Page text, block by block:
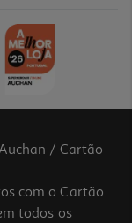
/ Cartão
com o Cartão
todos os